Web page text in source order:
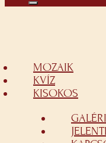
MOZAIK
KVÍZ
KISOKOS